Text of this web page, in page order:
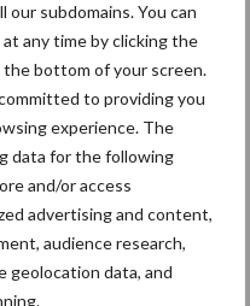
our subdomains. You can
any time by clicking the
bottom of your screen.
to providing you
experience. The
data for the following
and/or access
advertising and content,
audience research,
geolocation data, and
ziet volume en
groeien in